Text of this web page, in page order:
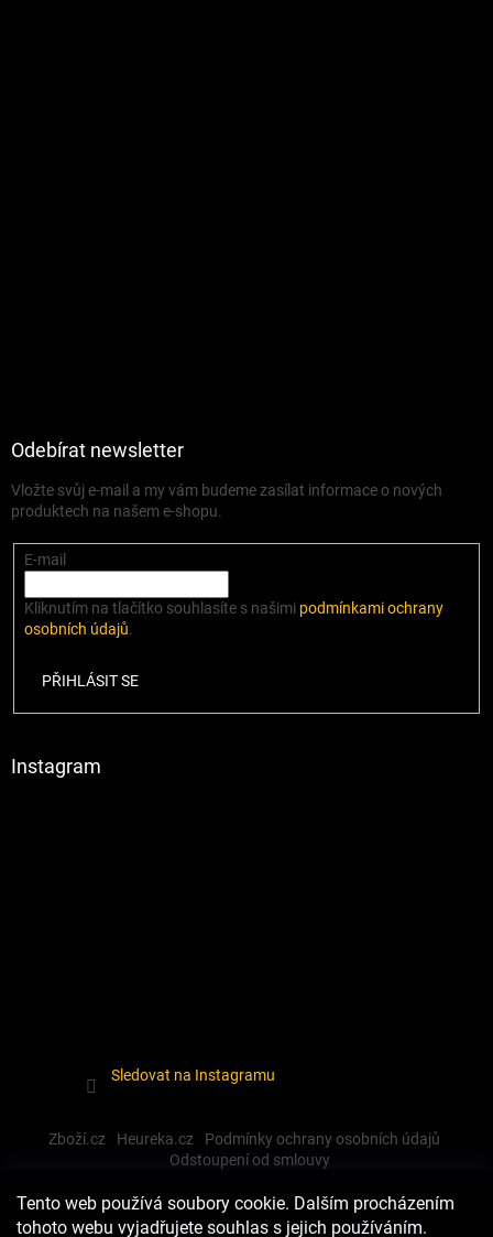
Tento web používá soubory cookie. Dalším procházením
tohoto webu vyjadřujete souhlas s jejich používáním.
Odebírat newsletter
Vložte svůj e-mail a my vám budeme zasílat informace o nových
produktech na našem e-shopu.
E-mail
Kliknutím na tlačítko souhlasíte s našimi podmínkami ochrany
osobních údajů.
PŘIHLÁSIT SE
Instagram
Sledovat na Instagramu
Zboží.cz Heureka.cz
Podmínky ochrany osobních údajů
Odstoupení od smlouvy